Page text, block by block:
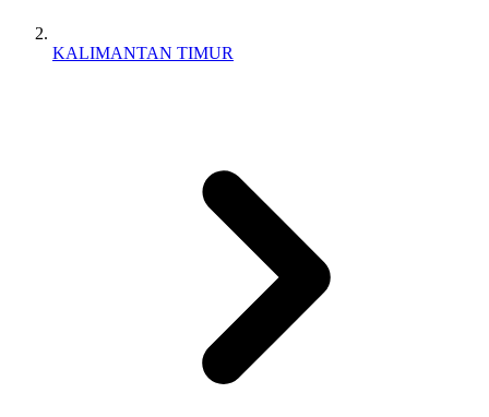
KALIMANTAN TIMUR